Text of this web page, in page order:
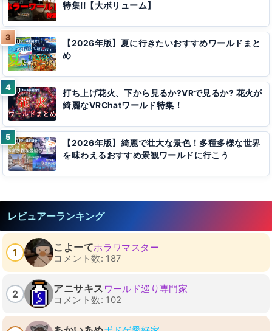
特集!!【大ボリューム】
【2026年版】夏に行きたいおすすめワールドまと
め
打ち上げ花火、下から見るか?VRで見るか? 花火が
綺麗なVRChatワールド特集！
【2026年版】綺麗で壮大な景色！多種多様な世界
を味わえるおすすめ景観ワールドに行こう
レビュアーランキング
1 こよーてホラワマスター
コメント数: 187
2 アニサキス ワールド巡り専門家
コメント数: 102